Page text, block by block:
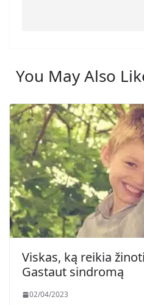
You May Also
Viskas, ką reikia
Gastaut sindromą
02/04/2023